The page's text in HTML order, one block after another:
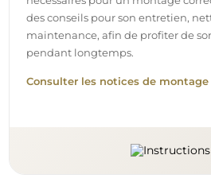
des conseils pour son entretien,
maintenance, afin de profiter de
pendant longtemps.
Consulter les notices de